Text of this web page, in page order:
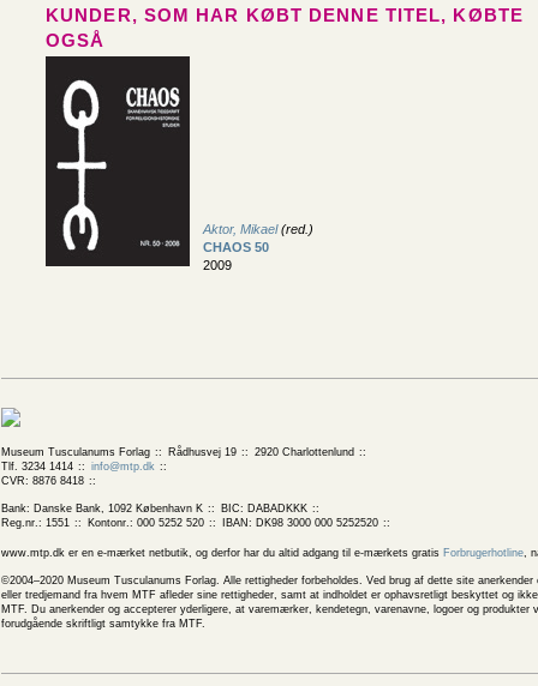
KUNDER, SOM HAR KØBT DENNE TITEL, KØBTE
OGSÅ
Aktor, Mikael(red.)
CHAOS 50
2009
Museum Tusculanums Forlag Rådhusvej 19
2920 Charlottenlund
Tlf. 3234 1414
info@mtp.dk
CVR: 8876 8418
Bank: Danske Bank, 1092 København K
BIC: DABADKKK
Reg.nr.: 1551
Kontonr.: 000 5252 520 IBAN: DK98 3000 000 5252520
www.mtp.dk er en e-mærket netbutik, og derfor har du altid adgang til e-mærkets gratis Forbrugerhotline,
©2004–2020 Museum Tusculanums Forlag. Alle rettigheder forbeholdes. Ved brug af dette site
eller tredjemand fra hvem MTF afleder sine rettigheder, samt at indholdet er ophavsretligt beskyttet og
MTF. Du anerkender og accepterer yderligere, at varemærker, kendetegn, varenavne, logoer og
forudgående skriftligt samtykke fra MTF.